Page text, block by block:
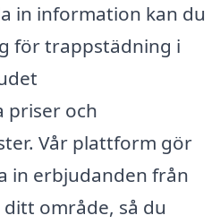
in information kan du
för trappstädning i
priser och
Vår plattform gör
in erbjudanden från
område, så du